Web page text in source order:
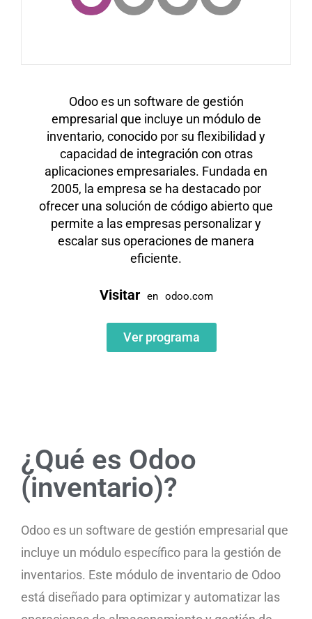
Odoo es un software de gestión
empresarial que incluye un módulo de
inventario, conocido por su flexibilidad y
capacidad de integración con otras
aplicaciones empresariales. Fundada en
2005, la empresa se ha destacado por
ofrecer una solución de código abierto que
permite a las empresas personalizar y
escalar sus operaciones de manera
eficiente.
Visitar en odoo.com
Ver programa
¿Qué es Odoo
(inventario)?
Odoo es un software de gestión empresarial que
incluye un módulo específico para la gestión de
inventarios. Este módulo de inventario de Odoo
está diseñado para optimizar y automatizar las